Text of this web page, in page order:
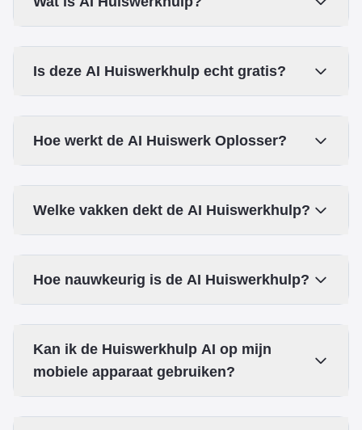
Is deze AI Huiswerkhulp echt gratis?
Hoe werkt de AI Huiswerk Oplosser?
Welke vakken dekt de AI Huiswerkhulp?
Hoe nauwkeurig is de AI Huiswerkhulp?
Kan ik de Huiswerkhulp AI op mijn
mobiele apparaat gebruiken?